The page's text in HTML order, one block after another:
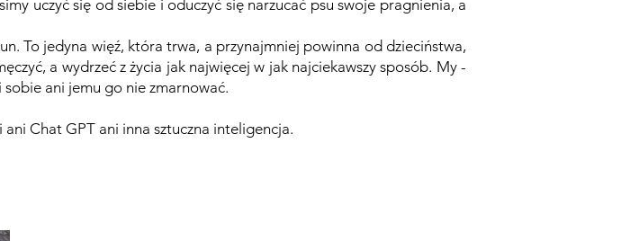
uczyć się od siebie i oduczyć się narzucać psu swoje pragnienia, a
To jedyna więź, która trwa, a przynajmniej powinna od dzieciństwa,
a wydrzeć z życia jak najwięcej w jak najciekawszy sposób. My -
ani jemu go nie zmarnować.
Chat GPT ani inna sztuczna inteligencja.